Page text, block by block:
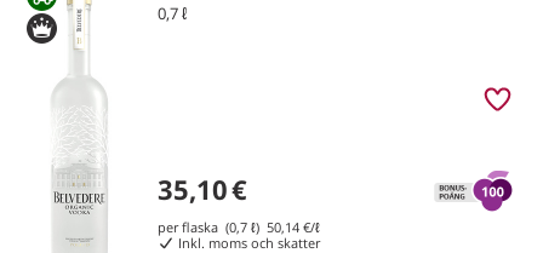
0,7 ℓ
35,10€
per flaska (0,7 ℓ) 50,14 €/ℓ
Inkl. moms och skatter